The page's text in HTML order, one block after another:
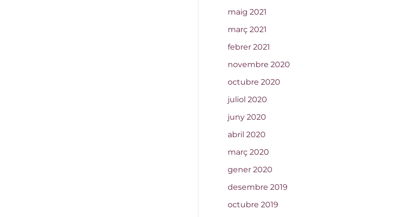
maig 2021
març 2021
febrer 2021
novembre 2020
octubre 2020
juliol 2020
juny 2020
abril 2020
març 2020
gener 2020
desembre 2019
octubre 2019